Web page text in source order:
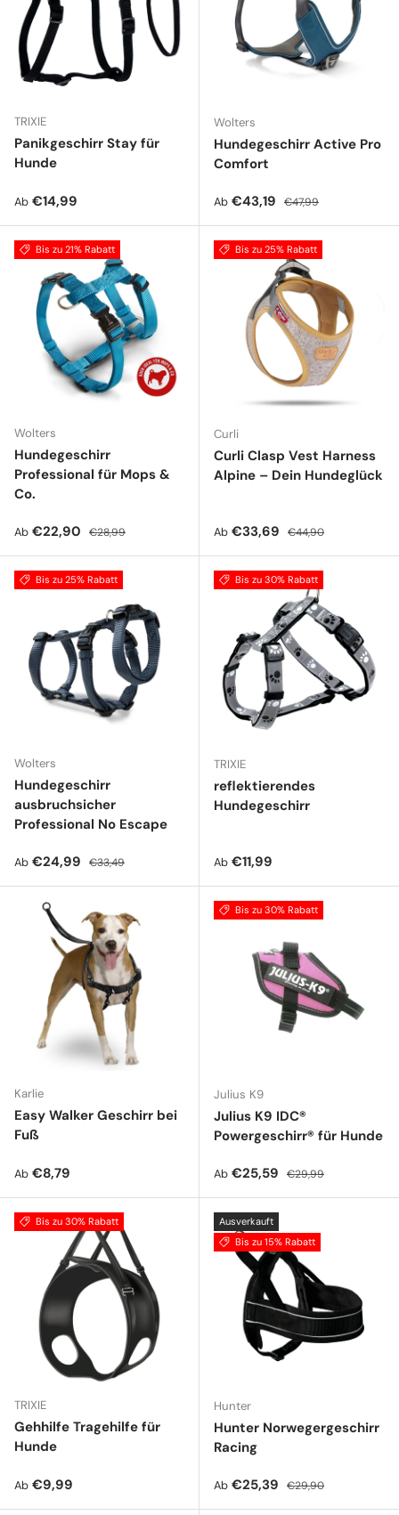
TRIXIE
Panikgeschirr Stay für
Hunde
Normaler Preis
Ab €14,99
Wolters
Hundegeschirr Active Pro
Comfort
Verkaufspreis
Ab €43,19 Normaler Preis
€47,99
Bis zu 21% Rabatt
Wolters
Hundegeschirr
Professional für Mops &
Co.
Verkaufspreis
Ab €22,90 Normaler Preis
€28,99
Bis zu 25% Rabatt
Curli
Curli Clasp Vest Harness
Alpine – Dein Hundeglück
Verkaufspreis
Ab €33,69 Normaler Preis
€44,90
Bis zu 25% Rabatt
Wolters
Hundegeschirr
ausbruchsicher
Professional No Escape
Verkaufspreis
Ab €24,99 Normaler Preis
€33,49
Bis zu 30% Rabatt
TRIXIE
reflektierendes
Hundegeschirr
Normaler Preis
Ab €11,99
Karlie
Easy Walker Geschirr bei
Fuß
Normaler Preis
Ab €8,79
Bis zu 30% Rabatt
Julius K9
Julius K9 IDC®
Powergeschirr® für Hunde
Verkaufspreis
Ab €25,59 Normaler Preis
€29,99
Bis zu 30% Rabatt
TRIXIE
Gehhilfe Tragehilfe für
Hunde
Normaler Preis
Ab €9,99
Ausverkauft
Bis zu 15% Rabatt
Hunter
Hunter Norwegergeschirr
Racing
Verkaufspreis
Ab €25,39 Normaler Preis
€29,90